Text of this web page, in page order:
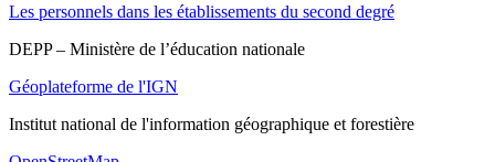
Les personnels dans les établissements du second degré
DEPP – Ministère de l’éducation nationale
Géoplateforme de l'IGN
Institut national de l'information géographique et forestière